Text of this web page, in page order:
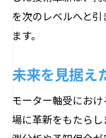
を次のレベルへと
ます。
未来を見据え
モーター軸受にお
場に革新をもたらし